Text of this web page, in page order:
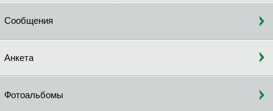
Сообщения
Анкета
Фотоальбомы